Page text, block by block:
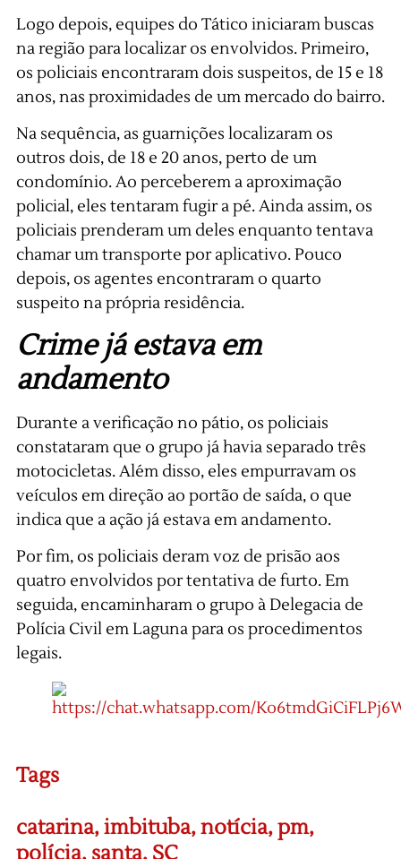
Logo depois, equipes do Tático iniciaram buscas
na região para localizar os envolvidos. Primeiro,
os policiais encontraram dois suspeitos, de 15 e 18
anos, nas proximidades de um mercado do bairro.
Na sequência, as guarnições localizaram os
outros dois, de 18 e 20 anos, perto de um
condomínio. Ao perceberem a aproximação
policial, eles tentaram fugir a pé. Ainda assim, os
policiais prenderam um deles enquanto tentava
chamar um transporte por aplicativo. Pouco
depois, os agentes encontraram o quarto
suspeito na própria residência.
Crime já estava em
andamento
Durante a verificação no pátio, os policiais
constataram que o grupo já havia separado três
motocicletas. Além disso, eles empurravam os
veículos em direção ao portão de saída, o que
indica que a ação já estava em andamento.
Por fim, os policiais deram voz de prisão aos
quatro envolvidos por tentativa de furto. Em
seguida, encaminharam o grupo à Delegacia de
Polícia Civil em Laguna para os procedimentos
legais.
Tags
catarina,imbituba,notícia,pm,